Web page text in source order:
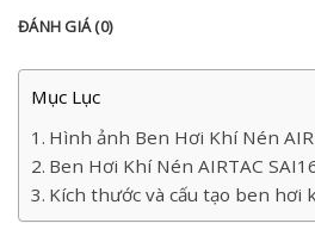
ĐÁNH GIÁ (0)
Mục Lục
Hình ảnh Ben Hơi Khí Nén
Ben Hơi Khí Nén AIRTAC
Kích thước và cấu tạo ben hơi